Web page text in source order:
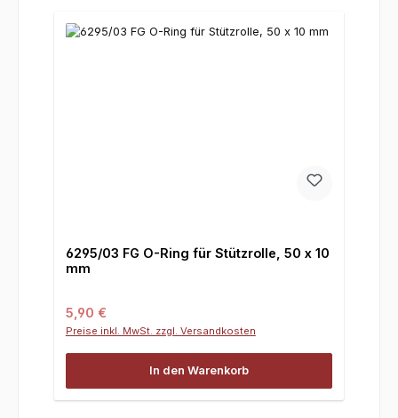
6295/03 FG O-Ring für Stützrolle, 50 x 10
mm
Regulärer Preis:
5,90 €
Preise inkl. MwSt. zzgl. Versandkosten
In den Warenkorb